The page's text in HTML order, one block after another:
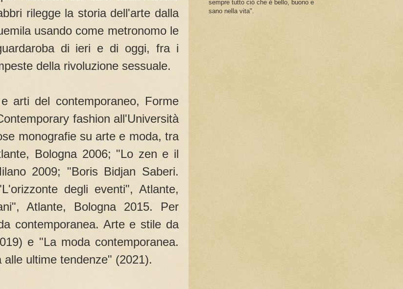
rilegge la storia dell'arte dalla
usando come metronomo le
di ieri e di oggi, fra i
della rivoluzione sessuale.
arti del contemporaneo, Forme
fashion all'Università
monografie su arte e moda, tra
Bologna 2006; "Lo zen e il
2009; "Boris Bidjan Saberi.
degli eventi", Atlante,
Atlante, Bologna 2015. Per
contemporanea. Arte e stile da
e "La moda contemporanea.
ultime tendenze" (2021).
sempre tutto ciò che è bello, buono e
sano nella vita".